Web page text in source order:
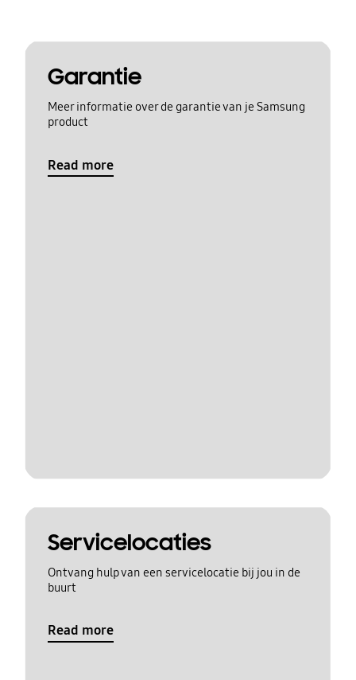
Garantie
Meer informatie over de garantie van je Samsung
product
Read more
Servicelocaties
Ontvang hulp van een servicelocatie bij jou in de
buurt
Read more